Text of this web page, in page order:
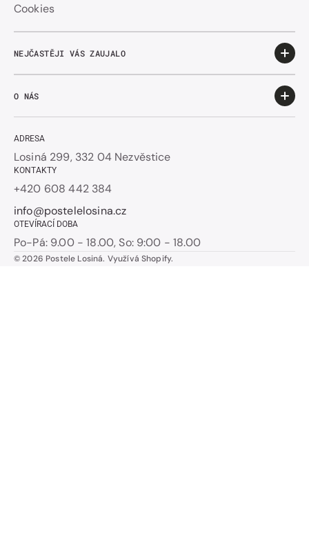
Cookies
NEJČASTĚJI VÁS ZAUJALO
O NÁS
ADRESA
Losiná 299, 332 04 Nezvěstice
KONTAKTY
+420 608 442 384
info@postelelosina.cz
OTEVÍRACÍ DOBA
Po-Pá: 9.00 - 18.00, So: 9:00 - 18.00
© 2026 Postele Losiná. Využívá Shopify.